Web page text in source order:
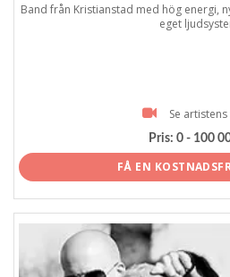
Band från Kristianstad med hög energi,
eget
Se
Pris: 0 - 100
FÅ EN